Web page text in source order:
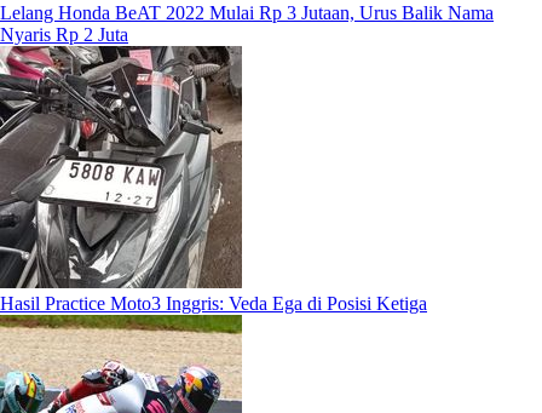
Lelang Honda BeAT 2022 Mulai Rp 3 Jutaan, Urus Balik Nama
Nyaris Rp 2 Juta
Hasil Practice Moto3 Inggris: Veda Ega di Posisi Ketiga